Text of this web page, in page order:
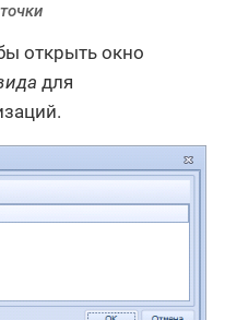
открыть окно
для